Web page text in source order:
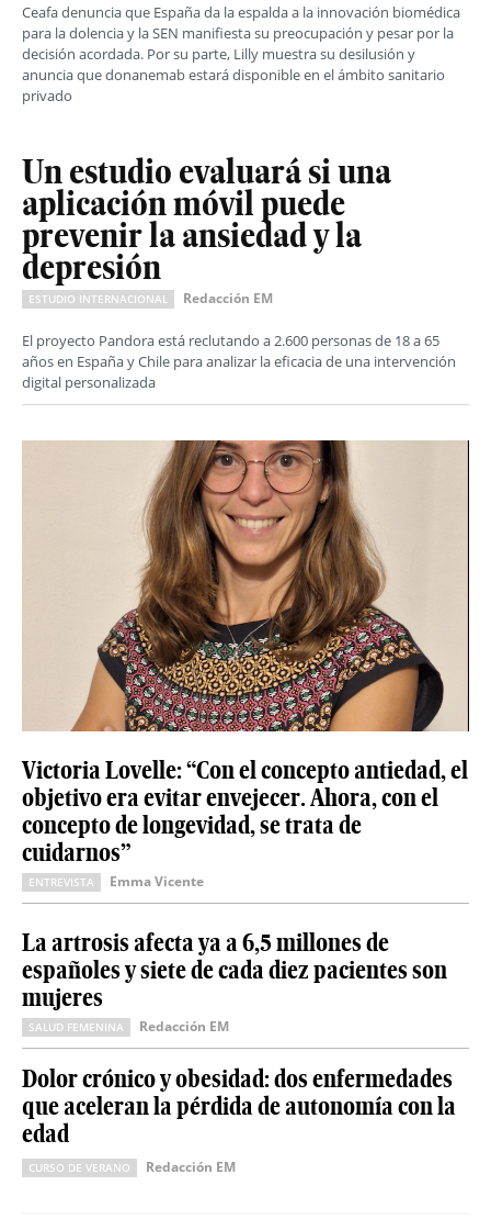
Ceafa denuncia que España da la espalda a la innovación biomédica
para la dolencia y la SEN manifiesta su preocupación y pesar por la
decisión acordada. Por su parte, Lilly muestra su desilusión y
anuncia que donanemab estará disponible en el ámbito sanitario
privado
Un estudio evaluará si una
aplicación móvil puede
prevenir la ansiedad y la
depresión
ESTUDIO INTERNACIONAL Redacción EM
El proyecto Pandora está reclutando a 2.600 personas de 18 a 65
años en España y Chile para analizar la eficacia de una intervención
digital personalizada
Victoria Lovelle: “Con el concepto antiedad, el
objetivo era evitar envejecer. Ahora, con el
concepto de longevidad, se trata de
cuidarnos”
ENTREVISTA Emma Vicente
La artrosis afecta ya a 6,5 millones de
españoles y siete de cada diez pacientes son
mujeres
SALUD FEMENINA Redacción EM
Dolor crónico y obesidad: dos enfermedades
que aceleran la pérdida de autonomía con la
edad
CURSO DE VERANO Redacción EM